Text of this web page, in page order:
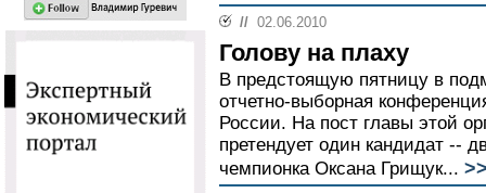
// 02.06.2010
Голову на плаху
В предстоящую пятницу в
отчетно-выборная
России. На пост главы этой
претендует один кандидат --
чемпионка Оксана Грищук...